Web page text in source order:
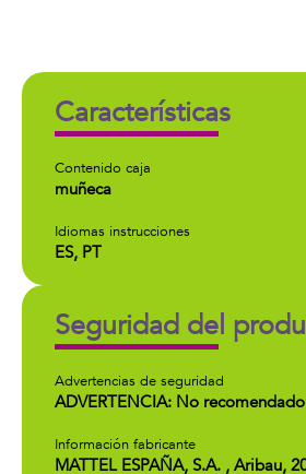
Características
Contenido caja
muñeca
Idiomas instrucciones
ES, PT
Seguridad del
Advertencias de seguridad
ADVERTENCIA: No
Información fabricante
MATTEL ESPAÑA, S.A. , Aribau,